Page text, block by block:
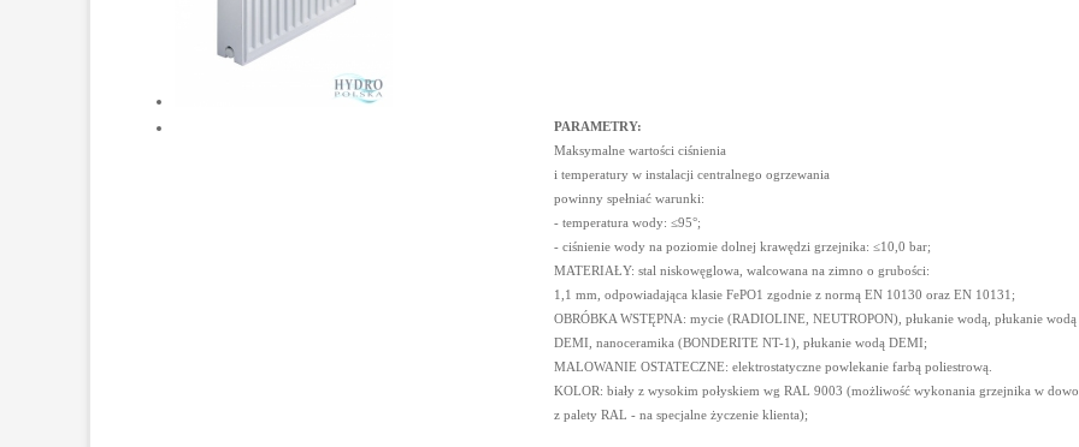
PARAMETRY:
Maksymalne wartości ciśnienia
i temperatury w instalacji centralnego ogrzewania
powinny spełniać warunki:
- temperatura wody: ≤95°;
- ciśnienie wody na poziomie dolnej krawędzi grzejnika: ≤10,0 bar;
MATERIAŁY: stal niskowęglowa, walcowana na zimno o grubości:
1,1 mm, odpowiadająca klasie FePO1 zgodnie z normą EN 10130 oraz EN 10131;
OBRÓBKA WSTĘPNA: mycie (RADIOLINE, NEUTROPON), płukanie wodą, płukanie wodą
DEMI, nanoceramika (BONDERITE NT-1), płukanie wodą DEMI;
MALOWANIE OSTATECZNE: elektrostatyczne powlekanie farbą poliestrową.
KOLOR: biały z wysokim połyskiem wg RAL 9003 (możliwość wykonania grzejnika w
z palety RAL - na specjalne życzenie klienta);